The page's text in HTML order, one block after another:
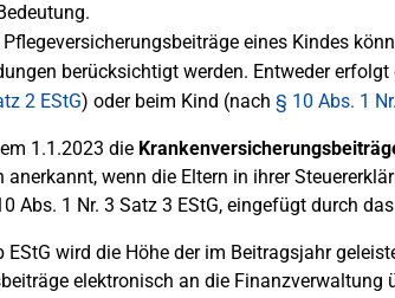
Pflegeversicherungsbeiträge eines Kindes
berücksichtigt werden. Entweder
2 EStG) oder beim Kind (nach § 10 Abs. 1
1.1.2023 die
anerkannt, wenn die Eltern in ihrer
Abs. 1 Nr. 3 Satz 3 EStG, eingefügt durch das
EStG wird die Höhe der im Beitragsjahr
elektronisch an die